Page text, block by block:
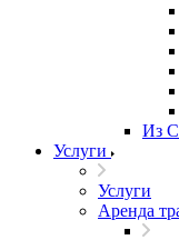
Из
Услуги
Услуги
Аренда